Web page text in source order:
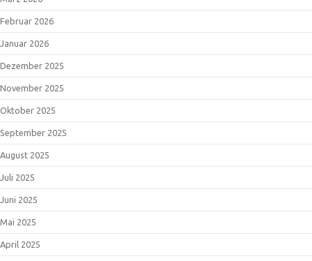
Februar 2026
Januar 2026
Dezember 2025
November 2025
Oktober 2025
September 2025
August 2025
Juli 2025
Juni 2025
Mai 2025
April 2025